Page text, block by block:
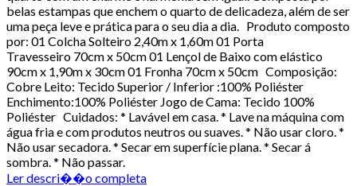
belas estampas que enchem o quarto de delicadeza, além de ser
uma peça leve e prática para o seu dia a dia. Produto composto
por: 01 Colcha Solteiro 2,40m x 1,60m 01 Porta
Travesseiro 70cm x 50cm 01 Lençol de Baixo com elástico
90cm x 1,90m x 30cm 01 Fronha 70cm x 50cm Composição:
Cobre Leito: Tecido Superior / Inferior :100% Poliéster
Enchimento:100% Poliéster Jogo de Cama: Tecido 100%
Poliéster Cuidados: * Lavável em casa. * Lave na máquina com
água fria e com produtos neutros ou suaves. * Não usar cloro. *
Não usar secadora. * Secar em superfície plana. * Secar á
sombra. * Não passar.
Ler descri��o completa